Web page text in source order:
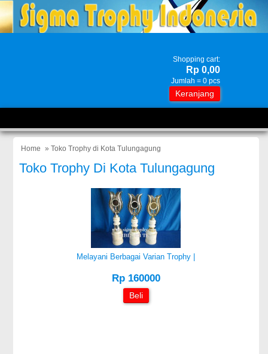
Shopping cart:
Rp 0,00
Jumlah = 0 pcs
Keranjang
Home » Toko Trophy di Kota Tulungagung
Toko Trophy Di Kota Tulungagung
Melayani Berbagai Varian Trophy |
Rp 160000
Beli